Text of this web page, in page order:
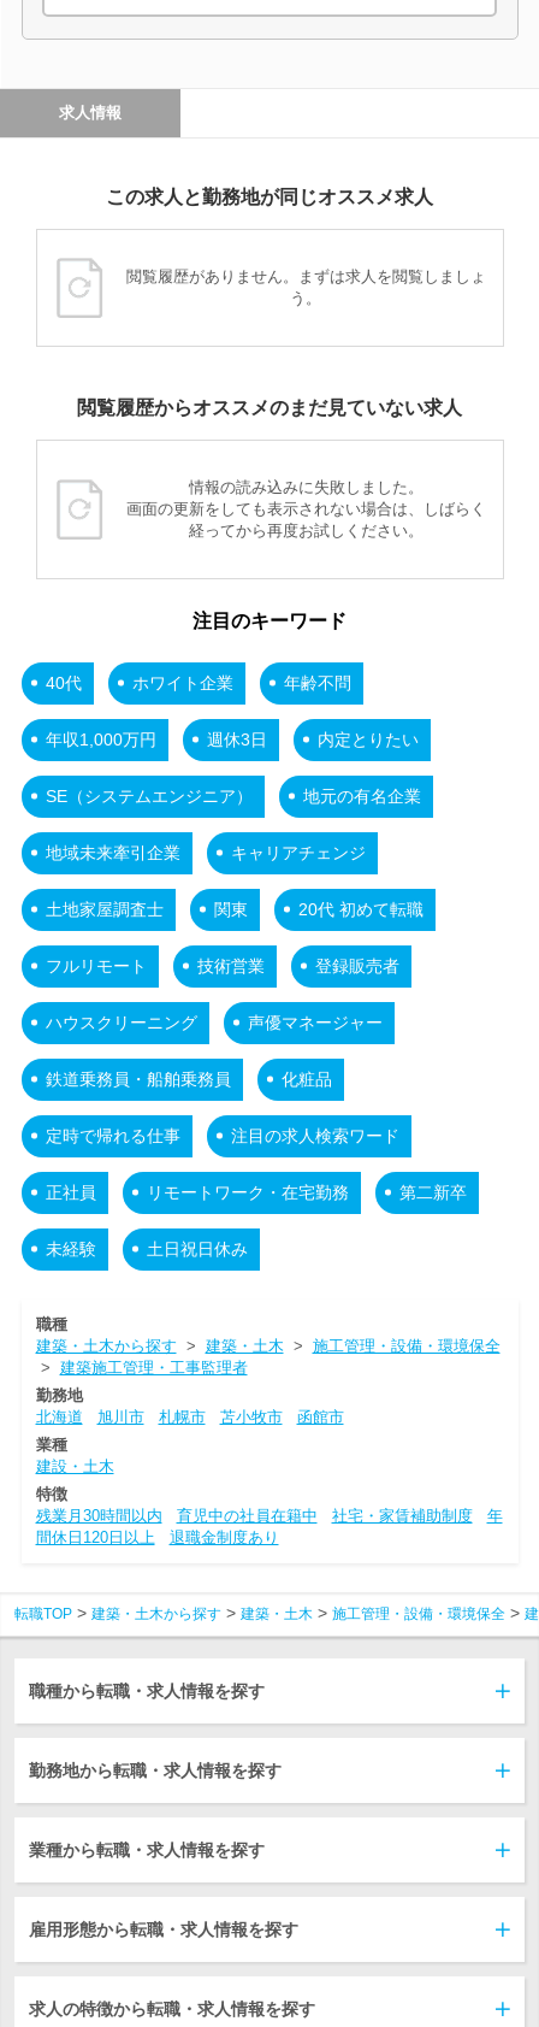
求人情報
この求人と勤務地が同じオススメ求人
閲覧履歴がありません。まずは求人を閲覧しましょ
う。
閲覧履歴からオススメのまだ見ていない求人
情報の読み込みに失敗しました。
画面の更新をしても表示されない場合は、しばらく
経ってから再度お試しください。
注目のキーワード
40代 ホワイト企業 年齢不問
年収1,000万円 週休3日 内定とりたい
SE（システムエンジニア） 地元の有名企業
地域未来牽引企業 キャリアチェンジ
土地家屋調査士 関東 20代 初めて転職
フルリモート 技術営業 登録販売者
ハウスクリーニング 声優マネージャー
鉄道乗務員・船舶乗務員 化粧品
定時で帰れる仕事 注目の求人検索ワード
正社員 リモートワーク・在宅勤務 第二新卒
未経験 土日祝日休み
職種
建築・土木から探す > 建築・土木 > 施工管理・設備・環境保全
> 建築施工管理・工事監理者
勤務地
北海道
旭川市 札幌市 苫小牧市
函館市
業種
建設・土木
特徴
残業月30時間以内
育児中の社員在籍中 社宅・家賃補助制度
年
間休日120日以上
退職金制度あり
転職TOP 建築・土木から探す 建築・土木 施工管理・設備・環境保全
職種から転職・求人情報を探す
勤務地から転職・求人情報を探す
業種から転職・求人情報を探す
雇用形態から転職・求人情報を探す
求人の特徴から転職・求人情報を探す